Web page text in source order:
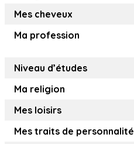
Mes cheveux
Ma profession
Niveau d’études
Ma religion
Mes loisirs
Mes traits de personnalité